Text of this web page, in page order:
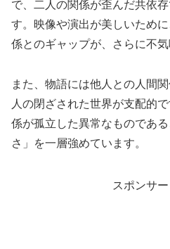
で、二人の関係が歪んだ共依
す。映像や演出が美しいため
係とのギャップが、さらに不
また、物語には他人との人間
人の閉ざされた世界が支配的
係が孤立した異常なものであ
さ」を一層強めています。
スポンサ